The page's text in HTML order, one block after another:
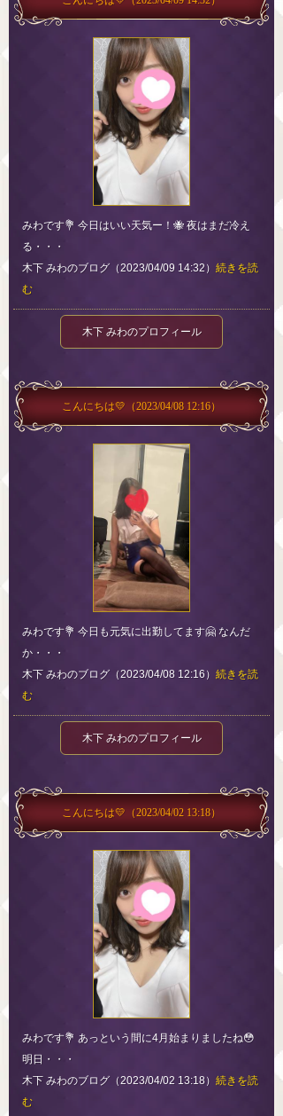
みわです💐 今日はいい天気ー！🐝 夜はまだ冷え
る・・・
木下 みわのブログ（2023/04/09 14:32） 続きを読
む
木下 みわのプロフィール
こんにちは💛 （2023/04/08 12:16）
みわです💐 今日も元気に出勤してます🤗 なんだ
か・・・
木下 みわのブログ（2023/04/08 12:16） 続きを読
む
木下 みわのプロフィール
こんにちは💛 （2023/04/02 13:18）
みわです💐 あっという間に4月始まりましたね😳
明日・・・
木下 みわのブログ（2023/04/02 13:18） 続きを読
む